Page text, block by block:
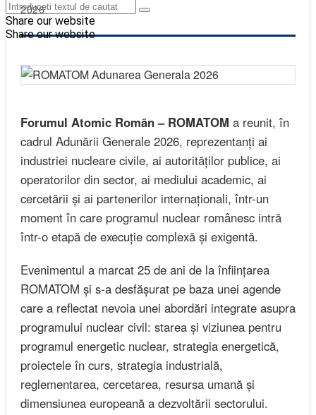
Share our website
Share our website
2026
Forumul Atomic Român – ROMATOM a reunit, în
cadrul Adunării Generale 2026, reprezentanți ai
industriei nucleare civile, ai autorităților publice, ai
operatorilor din sector, ai mediului academic, ai
cercetării și ai partenerilor internaționali, într-un
moment în care programul nuclear românesc intră
într-o etapă de execuție complexă și exigentă.
Evenimentul a marcat 25 de ani de la înființarea
ROMATOM și s-a desfășurat pe baza unei agende
care a reflectat nevoia unei abordări integrate asupra
programului nuclear civil: starea și viziunea pentru
programul energetic nuclear, strategia energetică,
proiectele în curs, strategia industrială,
reglementarea, cercetarea, resursa umană și
dimensiunea europeană a dezvoltării sectorului.